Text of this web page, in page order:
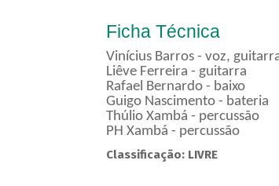
Ficha Técnica
Vinícius Barros - voz,
Liêve Ferreira - guitarra
Rafael Bernardo - baixo
Guigo Nascimento - bateria
Thúlio Xambá - percussão
PH Xambá - percussão
Classificação: LIVRE